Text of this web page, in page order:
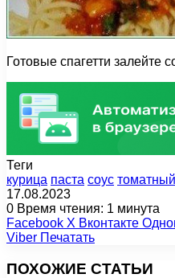
Готовые спагетти залейте
Теги
курица паста соус томатный
17.08.2023
0 Время чтения: 1 минута
Facebook X Вконтакте
Viber Печатать
ПОХОЖИЕ СТАТЬИ